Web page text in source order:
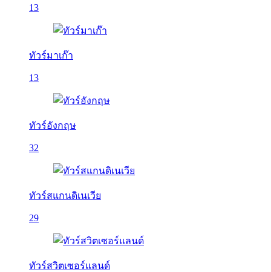
13
ทัวร์มาเก๊า
13
ทัวร์อังกฤษ
32
ทัวร์สแกนดิเนเวีย
29
ทัวร์สวิตเซอร์แลนด์